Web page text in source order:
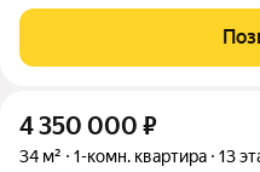
дверь, окна ПВХ,
коммунальные платежи),
4 350 000 ₽
34 м² 1-комн. квартира 13